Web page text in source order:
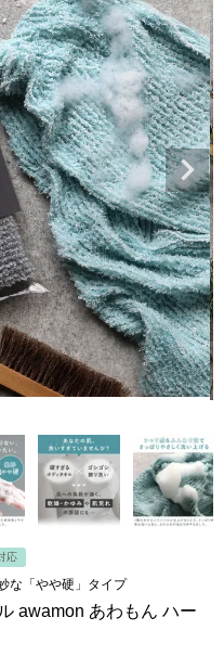
応
な「やや硬」タイプ
awamon あわもん ハー